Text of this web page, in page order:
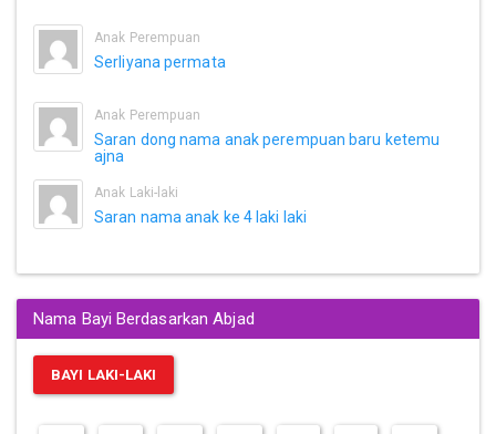
Anak Perempuan
Serliyana permata
Anak Perempuan
Saran dong nama anak perempuan baru ketemu
ajna
Anak Laki-laki
Saran nama anak ke 4 laki laki
Nama Bayi Berdasarkan Abjad
BAYI LAKI-LAKI